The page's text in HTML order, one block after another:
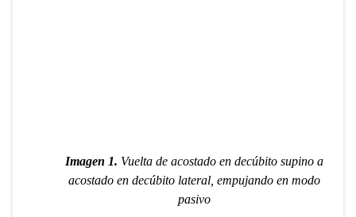
Imagen 1. Vuelta de acostado en decúbito supino a
acostado en decúbito lateral, empujando en modo
pasivo